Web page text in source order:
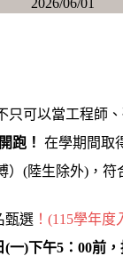
可以當工程師
跑！ 在學期間取
）(陸生除外)，符
甄選 ！ (115學年度
一)下午5：00前